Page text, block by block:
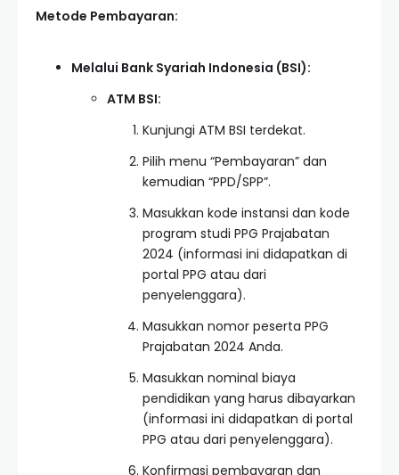
Metode Pembayaran:
Melalui Bank Syariah Indonesia (BSI):
ATM BSI:
Kunjungi ATM BSI terdekat.
Pilih menu “Pembayaran” dan
kemudian “PPD/SPP”.
Masukkan kode instansi dan kode
program studi PPG Prajabatan
2024 (informasi ini didapatkan di
portal PPG atau dari
penyelenggara).
Masukkan nomor peserta PPG
Prajabatan 2024 Anda.
Masukkan nominal biaya
pendidikan yang harus dibayarkan
(informasi ini didapatkan di portal
PPG atau dari penyelenggara).
Konfirmasi pembayaran dan